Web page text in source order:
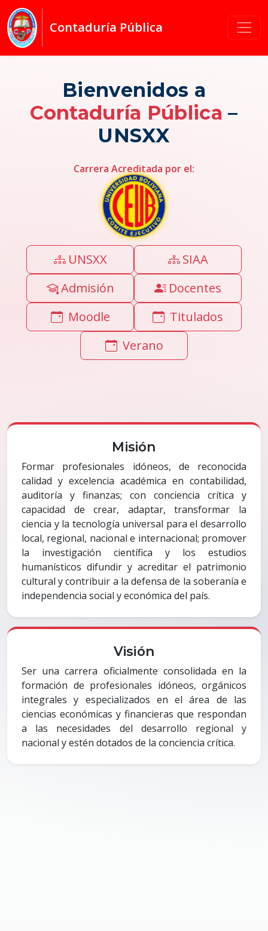
Contaduría Pública
Bienvenidos a
Contaduría Pública –
UNSXX
Carrera Acreditada por el:
UNSXX
SIAA
Admisión
Docentes
Moodle
Titulados
Verano
Misión
Formar profesionales idóneos, de reconocida
calidad y excelencia académica en contabilidad,
auditoría y finanzas; con conciencia crítica y
capacidad de crear, adaptar, transformar la
ciencia y la tecnología universal para el desarrollo
local, regional, nacional e internacional; promover
la investigación científica y los estudios
humanísticos difundir y acreditar el patrimonio
cultural y contribuir a la defensa de la soberanía e
independencia social y económica del país.
Visión
Ser una carrera oficialmente consolidada en la
formación de profesionales idóneos, orgánicos
integrales y especializados en el área de las
ciencias económicas y financieras que respondan
a las necesidades del desarrollo regional y
nacional y estén dotados de la conciencia crítica.